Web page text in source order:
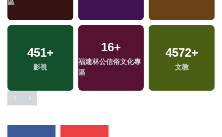
144+
司法放大鏡
103+
2024總統大選
229+
2024立委選戰